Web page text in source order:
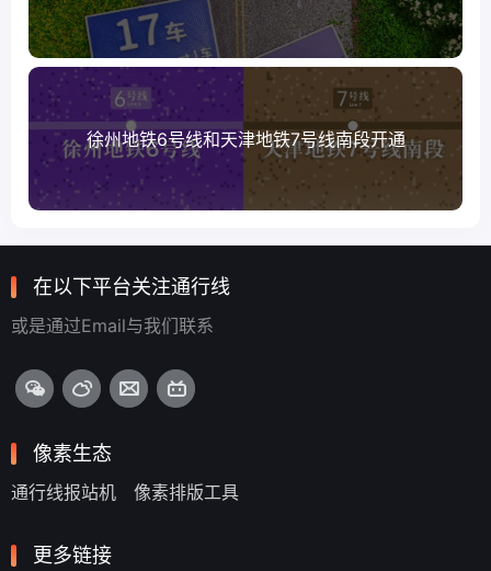
徐州地铁6号线和天津地铁7号线南段开通
在以下平台关注通行线
或是通过Email与我们联系
像素生态
通行线报站机 像素排版工具
更多链接